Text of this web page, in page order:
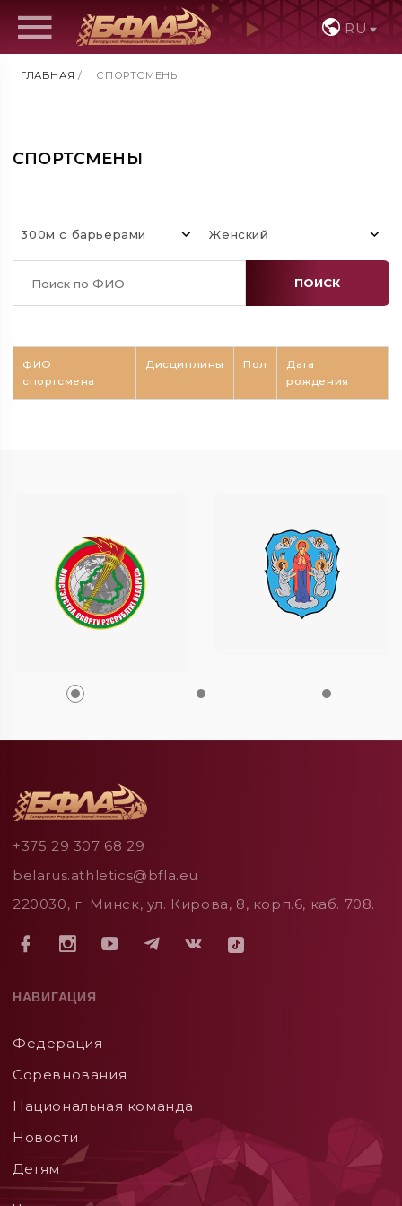
RU
ГЛАВНАЯ / СПОРТСМЕНЫ
СПОРТСМЕНЫ
300м с барьерами Женский
ПОИСК
ФИО
спортсмена
Дисциплины Пол
Дата
рождения
+375 29 307 68 29
belarus.athletics@bfla.eu
220030, г. Минск, ул. Кирова, 8, корп.6, каб. 708.
НАВИГАЦИЯ
Федерация
Соревнования
Национальная команда
Новости
Детям